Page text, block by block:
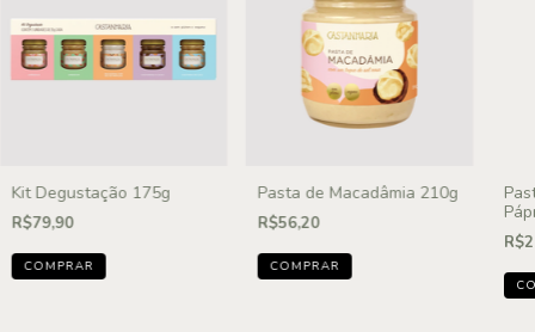
Kit Degustação 175g
R$79,90
Pasta de Macadâmia 210g
R$56,20